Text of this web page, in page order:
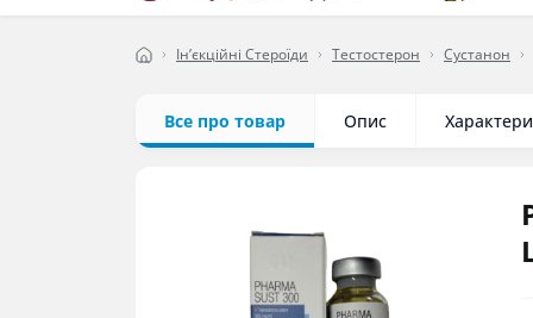
Ін’єкційні Стероїди Тестостерон Сустанон
Все про товар Опис